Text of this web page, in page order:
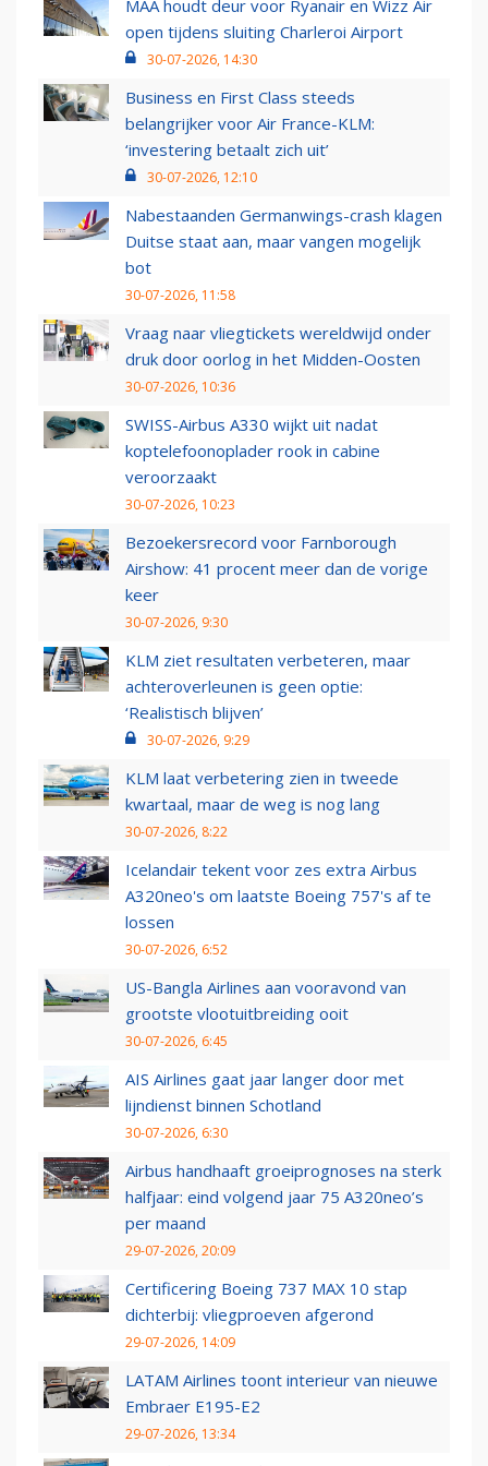
MAA houdt deur voor Ryanair en Wizz Air
open tijdens sluiting Charleroi Airport
30-07-2026, 14:30
Business en First Class steeds
belangrijker voor Air France-KLM:
‘investering betaalt zich uit’
30-07-2026, 12:10
Nabestaanden Germanwings-crash klagen
Duitse staat aan, maar vangen mogelijk
bot
30-07-2026, 11:58
Vraag naar vliegtickets wereldwijd onder
druk door oorlog in het Midden-Oosten
30-07-2026, 10:36
SWISS-Airbus A330 wijkt uit nadat
koptelefoonoplader rook in cabine
veroorzaakt
30-07-2026, 10:23
Bezoekersrecord voor Farnborough
Airshow: 41 procent meer dan de vorige
keer
30-07-2026, 9:30
KLM ziet resultaten verbeteren, maar
achteroverleunen is geen optie:
‘Realistisch blijven’
30-07-2026, 9:29
KLM laat verbetering zien in tweede
kwartaal, maar de weg is nog lang
30-07-2026, 8:22
Icelandair tekent voor zes extra Airbus
A320neo's om laatste Boeing 757's af te
lossen
30-07-2026, 6:52
US-Bangla Airlines aan vooravond van
grootste vlootuitbreiding ooit
30-07-2026, 6:45
AIS Airlines gaat jaar langer door met
lijndienst binnen Schotland
30-07-2026, 6:30
Airbus handhaaft groeiprognoses na sterk
halfjaar: eind volgend jaar 75 A320neo’s
per maand
29-07-2026, 20:09
Certificering Boeing 737 MAX 10 stap
dichterbij: vliegproeven afgerond
29-07-2026, 14:09
LATAM Airlines toont interieur van nieuwe
Embraer E195-E2
29-07-2026, 13:34